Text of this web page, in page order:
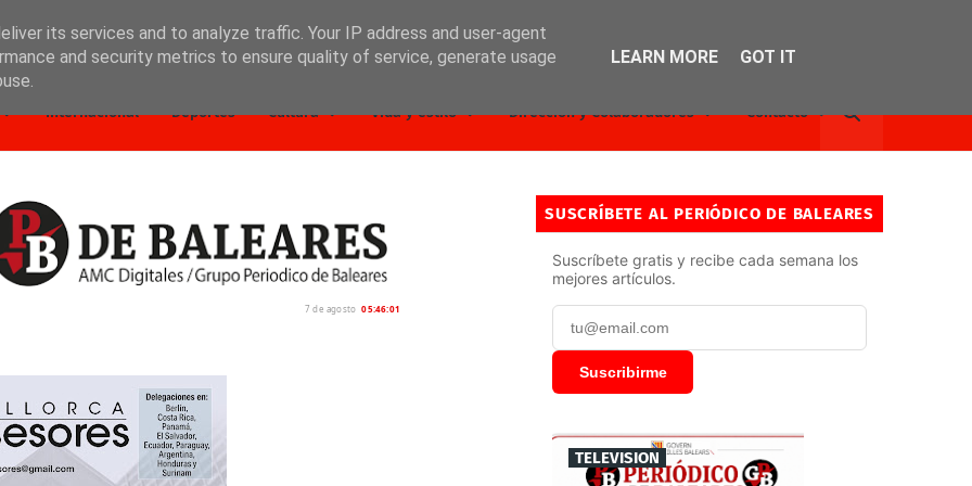
Internacional Deportes Cultura Vida y estilo Dirección y Colaboradores Contacto
7 de agosto 05:46:02
SUSCRÍBETE AL PERIÓDICO DE BALEARES
Suscríbete gratis y recibe cada semana los
mejores artículos.
Suscribirme
TELEVISION
its services and to analyze traffic. Your IP address and user-agent
and security metrics to ensure quality of service, generate usage
LEARN MORE GOT IT